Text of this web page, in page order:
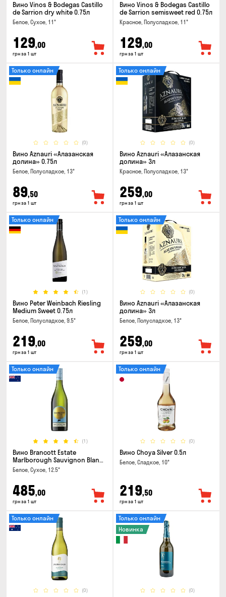
Вино Vinos & Bodegas Castillo
de Sarrion dry white 0.75л
Белое, Сухое, 11°
129,00
грн за 1 шт
Вино Vinos & Bodegas Castillo
de Sarrion semisweet red 0.75л
Красное, Полусладкое, 11°
129,00
грн за 1 шт
(0)
Только онлайн
Вино Aznauri «Алазанская
долина» 0.75л
Белое, Полусладкое, 13°
89,50
грн за 1 шт
(0)
Только онлайн
Вино Aznauri «Алазанская
долина» 3л
Красное, Полусладкое, 13°
259,00
грн за 1 шт
(1)
Только онлайн
Вино Peter Weinbach Riesling
Medium Sweet 0.75л
Белое, Полусладкое, 9.5°
219,00
грн за 1 шт
(0)
Только онлайн
Вино Aznauri «Алазанская
долина» 3л
Белое, Полусладкое, 13°
259,00
грн за 1 шт
(1)
Только онлайн
Вино Brancott Estate
Marlborough Sauvignon Blanc
0.75л
Белое, Сухое, 12.5°
485,00
грн за 1 шт
(0)
Только онлайн
Вино Choya Silver 0.5л
Белое, Сладкое, 10°
219,50
грн за 1 шт
(0)
Только онлайн
(0)
Только онлайн
Новинка